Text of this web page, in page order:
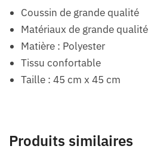
Coussin de grande qualité
Matériaux de grande qualité
Matière : Polyester
Tissu confortable
Taille : 45 cm x 45 cm
Produits similaires